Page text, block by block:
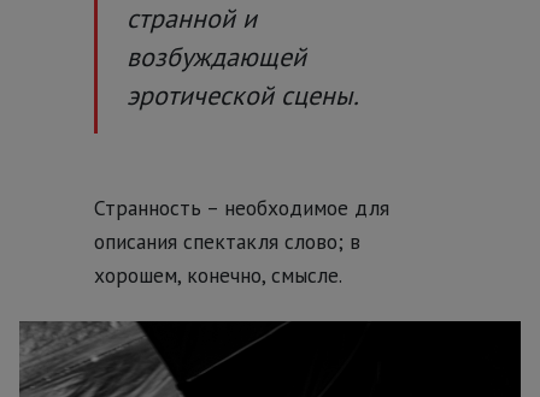
странной и
возбуждающей
эротической сцены.
Странность – необходимое для
описания спектакля слово; в
хорошем, конечно, смысле.